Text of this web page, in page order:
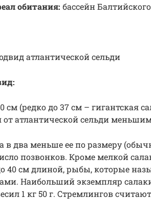
обитания: бассейн
атлантической сельди
см (редко до 37 см – гигантская
от атлантической сельди
в два меньше ее по размеру
позвонков. Кроме мелкой
40 см длиной, рыбы, которые
Наибольший экземпляр
1 кг 50 г. Стремлингов